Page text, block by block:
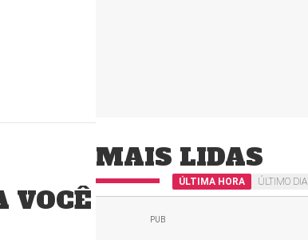
VOCÊ
MAIS LIDAS
ÚLTIMA HORA ÚLTIMO DIA